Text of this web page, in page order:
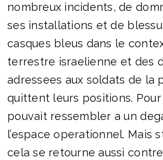
nombreux incidents, de
ses installations et de
casques bleus dans le
terrestre israelienne et des
adressees aux soldats de la
quittent leurs positions. Pour
pouvait ressembler a un
l’espace operationnel. Mais
cela se retourne aussi